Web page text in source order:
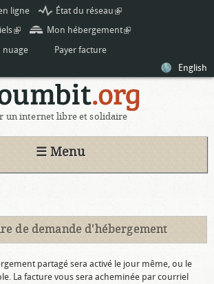
Aller au
principal
ligne État du réseau (link is
external)
(link is external)Mon hébergement(link is
nuage
Payer facture
English
un internet libre et solidaire
☰ Menu
de demande d'hébergement
partagé sera activé le jour même, ou le
La facture vous sera acheminée par courriel